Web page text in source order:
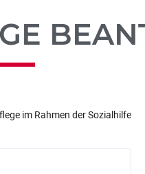
im Rahmen der Sozialhilfe